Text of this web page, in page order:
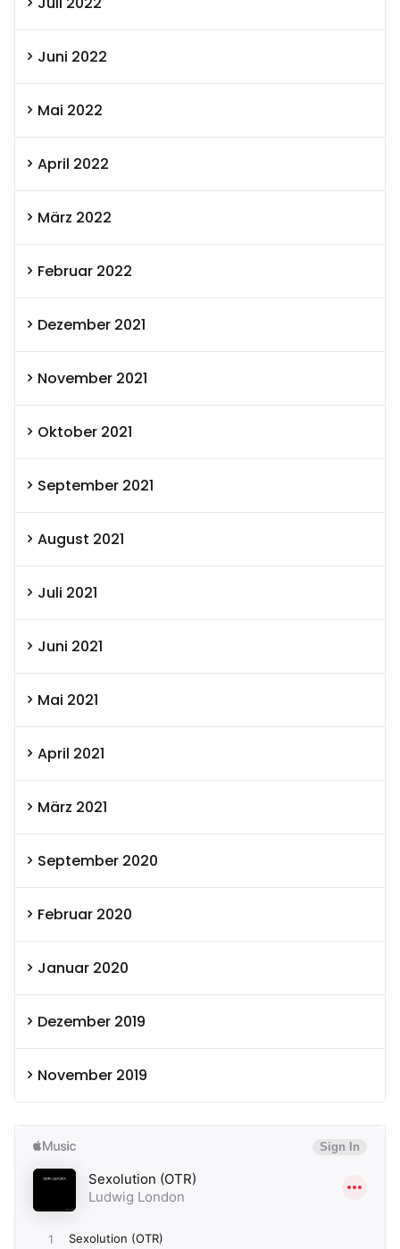
Juni 2022
Mai 2022
April 2022
März 2022
Februar 2022
Dezember 2021
November 2021
Oktober 2021
September 2021
August 2021
Juli 2021
Juni 2021
Mai 2021
April 2021
März 2021
September 2020
Februar 2020
Januar 2020
Dezember 2019
November 2019